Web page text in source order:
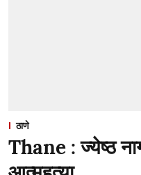
ठाणे
Thane : ज्येष्ठ